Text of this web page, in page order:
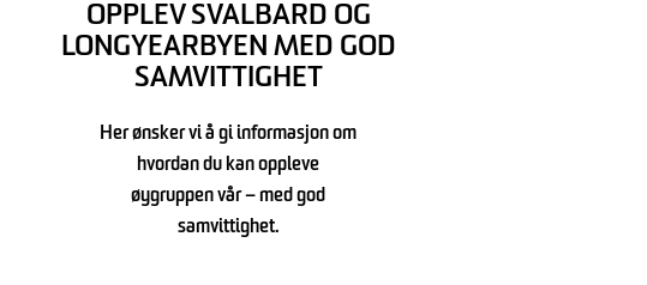
OPPLEV SVALBARD OG
LONGYEARBYEN MED GOD
SAMVITTIGHET
Her ønsker vi å gi informasjon om
hvordan du kan oppleve
øygruppen vår – med god
samvittighet.